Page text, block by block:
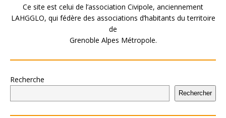
Ce site est celui de l’association Civipole, anciennement
LAHGGLO, qui fédère des associations d’habitants du territoire
de
Grenoble Alpes Métropole.
Recherche
Rechercher